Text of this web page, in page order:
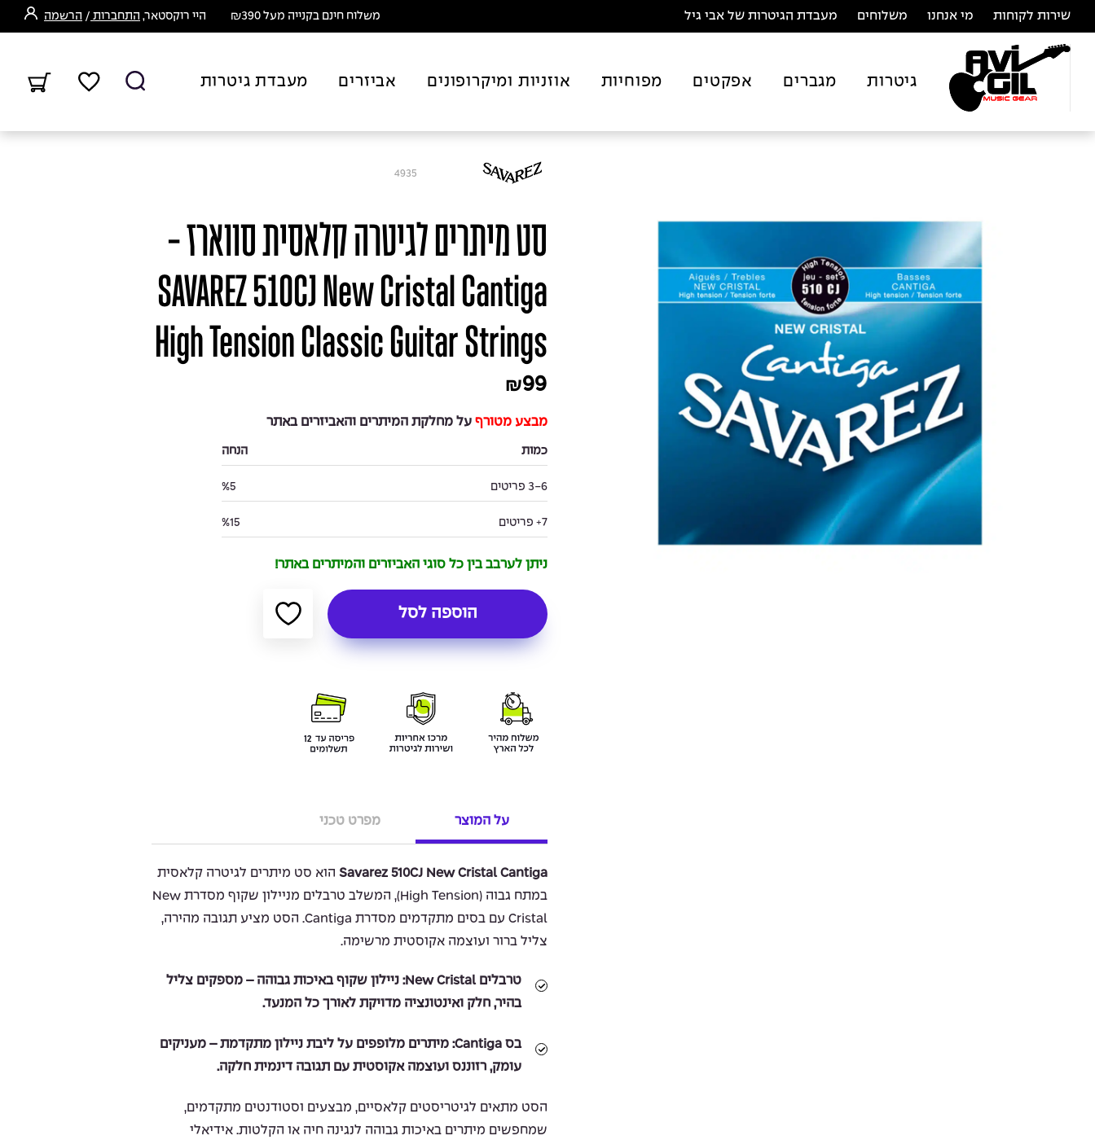
שירות לקוחות מי אנחנו משלוחים מעבדת הגיטרות של אבי גיל משלוח חינם בקנייה מעל ₪390 היי רוקסטאר, התחברות / הרשמה
גיטרות מגברים אפקטים מפוחיות אוזניות ומיקרופונים אביזרים מעבדת גיטרות
4935
סט מיתרים לגיטרה קלאסית סווארז -
SAVAREZ 510CJ New Cristal Cantiga
High Tension Classic Guitar Strings
₪99
מבצע מטורף על מחלקת המיתרים והאביזרים באתר
כמות הנחה
3-6 פריטים %5
7+ פריטים %15
ניתן לערבב בין כל סוגי האביזרים והמיתרים באתר!
הוספה לסל
על המוצר מפרט טכני
Savarez 510CJ New Cristal Cantiga הוא סט מיתרים לגיטרה קלאסית
במתח גבוה (High Tension), המשלב טרבלים מניילון שקוף מסדרת New
Cristal עם בסים מתקדמים מסדרת Cantiga. הסט מציע תגובה מהירה,
צליל ברור ועוצמה אקוסטית מרשימה.
טרבלים New Cristal:
ניילון שקוף באיכות גבוהה – מספקים צליל
בהיר, חלק ואינטונציה מדויקת לאורך כל המנעד.
בס Cantiga:
מיתרים מלופפים על ליבת ניילון מתקדמת – מעניקים
עומק, רזוננס ועוצמה אקוסטית עם תגובה דינמית חלקה.
הסט מתאים לגיטריסטים קלאסיים, מבצעים וסטודנטים מתקדמים,
שמחפשים מיתרים באיכות גבוהה לנגינה חיה או הקלטות. אידיאלי